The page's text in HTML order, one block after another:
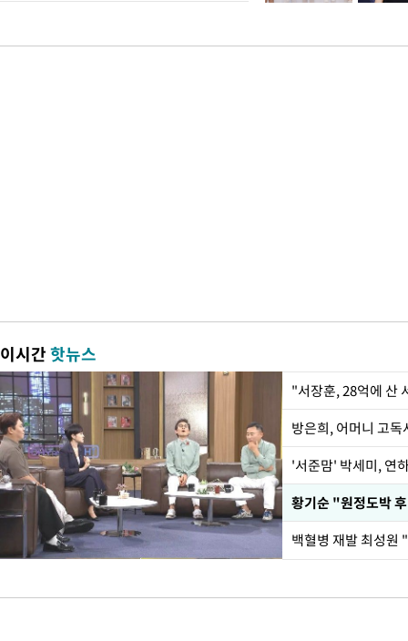
이시간핫뉴스
"서장훈, 28억에 산
방은희, 어머니 고
'서준맘' 박세미, 연
황기순 "원정도박
백혈병 재발 최성원